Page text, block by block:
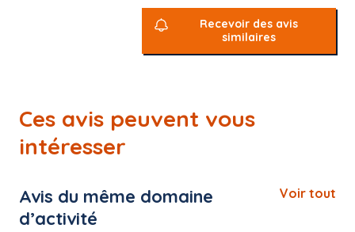
Recevoir des avis
similaires
Ces avis peuvent vous
intéresser
Avis du même domaine
d’activité
Voir tout